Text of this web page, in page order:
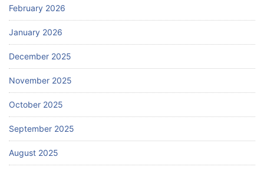
February 2026
January 2026
December 2025
November 2025
October 2025
September 2025
August 2025